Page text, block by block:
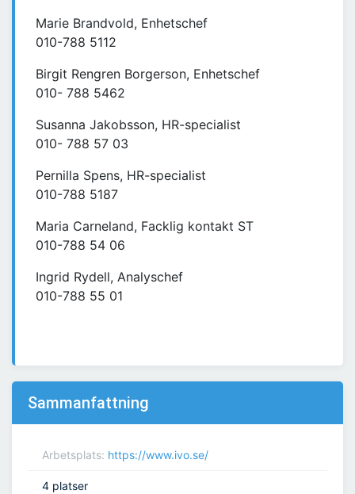
Marie Brandvold, Enhetschef
010-788 5112
Birgit Rengren Borgerson, Enhetschef
010- 788 5462
Susanna Jakobsson, HR-specialist
010- 788 57 03
Pernilla Spens, HR-specialist
010-788 5187
Maria Carneland, Facklig kontakt ST
010-788 54 06
Ingrid Rydell, Analyschef
010-788 55 01
Sammanfattning
Arbetsplats: https://www.ivo.se/
4 platser